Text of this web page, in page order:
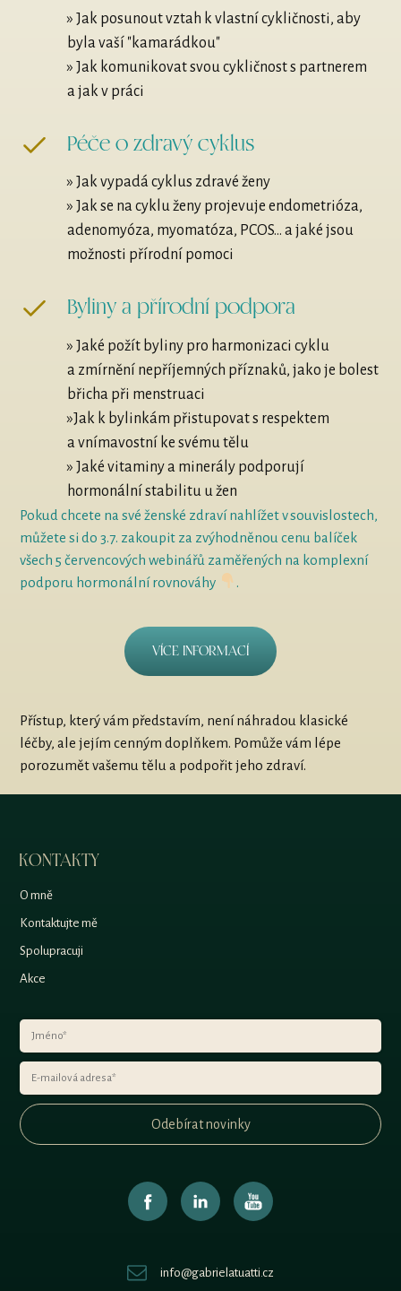
» Jak posunout vztah k vlastní cykličnosti, aby
byla vaší "kamarádkou"
» Jak komunikovat svou cykličnost s partnerem
a jak v práci
Péče o zdravý cyklus
» Jak vypadá cyklus zdravé ženy
» Jak se na cyklu ženy projevuje endometrióza,
adenomyóza, myomatóza, PCOS... a jaké jsou
možnosti přírodní pomoci
Byliny a přírodní podpora
» Jaké požít byliny pro harmonizaci cyklu
a zmírnění nepříjemných příznaků, jako je bolest
břicha při menstruaci
»Jak k bylinkám přistupovat s respektem
a vnímavostní ke svému tělu
» Jaké vitaminy a minerály podporují
hormonální stabilitu u žen
Pokud chcete na své ženské zdraví nahlížet v souvislostech,
můžete si do 3.7. zakoupit za zvýhodněnou cenu balíček
všech 5 červencových webinářů zaměřených na komplexní
podporu hormonální rovnováhy
.
Více informací
Přístup, který vám představím, není náhradou klasické
léčby, ale jejím cenným doplňkem. Pomůže vám lépe
porozumět vašemu tělu a podpořit jeho zdraví.
KONTAKTY
O mně
Kontaktujte mě
Spolupracuji
Akce
Odebírat novinky
info@gabrielatuatti.cz